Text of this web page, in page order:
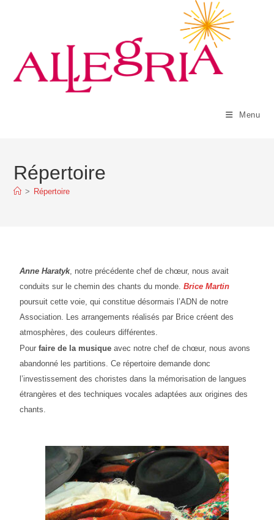
Menu
Répertoire
> Répertoire
Anne Haratyk, notre précédente chef de chœur, nous avait
conduits sur le chemin des chants du monde.Brice Martin
poursuit cette voie, qui constitue désormais l’ADN de notre
Association. Les arrangements réalisés par Brice créent des
atmosphères, des couleurs différentes.
Pourfaire de la musique avec notre chef de chœur, nous avons
abandonné les partitions. Ce répertoire demande donc
l’investissement des choristes dans la mémorisation de langues
étrangères et des techniques vocales adaptées aux origines des
chants.